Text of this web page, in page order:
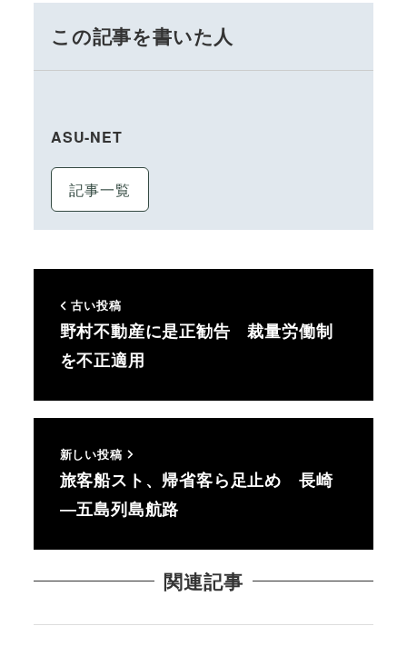
この記事を書いた人
ASU-NET
記事一覧
古い投稿
野村不動産に是正勧告 裁量労働制
を不正適用
新しい投稿
旅客船スト、帰省客ら足止め 長崎
―五島列島航路
関連記事